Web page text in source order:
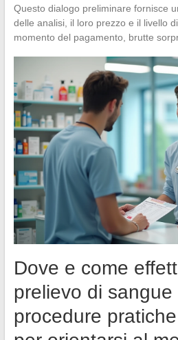
Questo dialogo preliminare fornisce
delle analisi, il loro prezzo e il livello
momento del pagamento, brutte
Dove e come
prelievo di sangue
procedure